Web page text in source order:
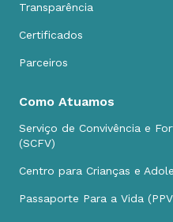
Transparência
Certificados
Parceiros
Como Atuamos
Serviço de Convivência e
(SCFV)
Centro para Crianças e
Passaporte Para a Vida